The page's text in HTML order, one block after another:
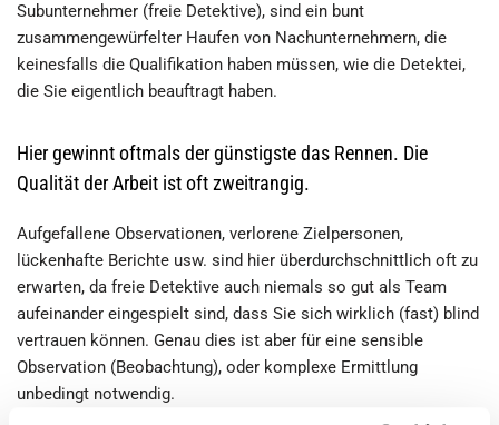
Subunternehmer (freie Detektive), sind ein bunt
zusammengewürfelter Haufen von Nachunternehmern, die
keinesfalls die Qualifikation haben müssen, wie die Detektei,
die Sie eigentlich beauftragt haben.
Hier gewinnt oftmals der günstigste das Rennen. Die
Qualität der Arbeit ist oft zweitrangig.
Aufgefallene Observationen, verlorene Zielpersonen,
lückenhafte Berichte usw. sind hier überdurchschnittlich oft zu
erwarten, da freie Detektive auch niemals so gut als Team
aufeinander eingespielt sind, dass Sie sich wirklich (fast) blind
vertrauen können. Genau dies ist aber für eine sensible
Observation (Beobachtung), oder komplexe Ermittlung
unbedingt notwendig.